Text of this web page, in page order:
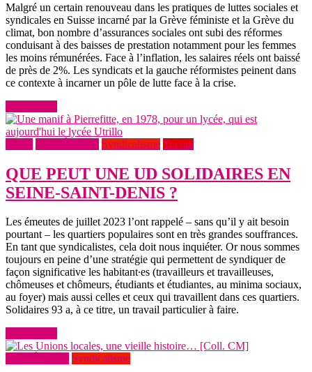
Malgré un certain renouveau dans les pratiques de luttes sociales et
syndicales en Suisse incarné par la Grève féministe et la Grève du
climat, bon nombre d’assurances sociales ont subi des réformes
conduisant à des baisses de prestation notamment pour les femmes
les moins rémunérées. Face à l’inflation, les salaires réels ont baissé
de près de 2%. Les syndicats et la gauche réformistes peinent dans
ce contexte à incarner un pôle de lutte face à la crise.
Syndicalisme Travail
QUE PEUT UNE UD SOLIDAIRES EN
SEINE-SAINT-DENIS ?
Les émeutes de juillet 2023 l’ont rappelé – sans qu’il y ait besoin
pourtant – les quartiers populaires sont en très grandes souffrances.
En tant que syndicalistes, cela doit nous inquiéter. Or nous sommes
toujours en peine d’une stratégie qui permettent de syndiquer de
façon significative les habitant∙es (travailleurs et travailleuses,
chômeuses et chômeurs, étudiants et étudiantes, au minima sociaux,
au foyer) mais aussi celles et ceux qui travaillent dans ces quartiers.
Solidaires 93 a, à ce titre, un travail particulier à faire.
Syndicalisme